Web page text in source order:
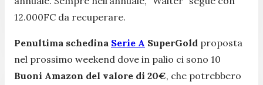
12.000FC da recuperare.
Penultima schedina Serie A SuperGold proposta
nel prossimo weekend dove in palio ci sono 10
Buoni Amazon del valore di 20€, che potrebbero